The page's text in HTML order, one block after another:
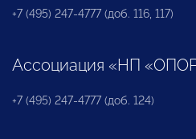
+7 (495) 247-4777 (доб. 116, 117)
Ассоциация «НП
+7 (495) 247-4777 (доб. 124)